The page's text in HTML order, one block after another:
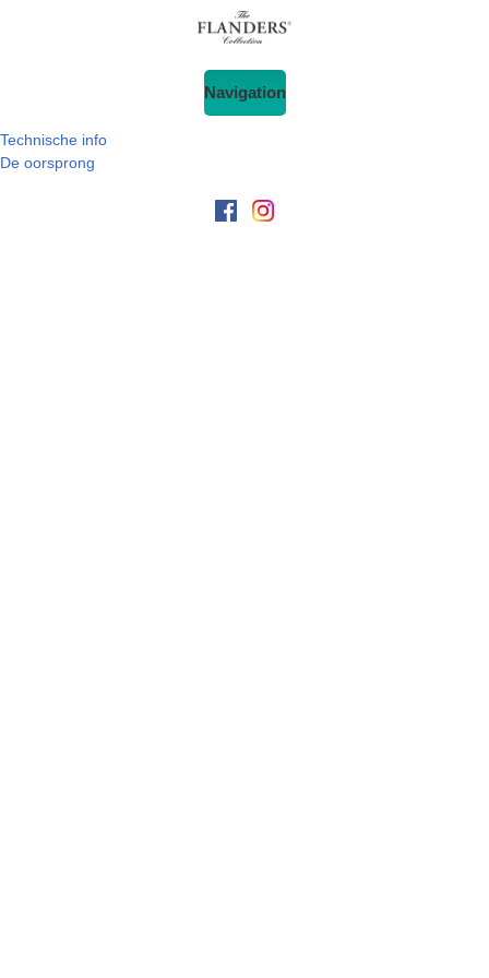
Navigation
Technische info
De oorsprong